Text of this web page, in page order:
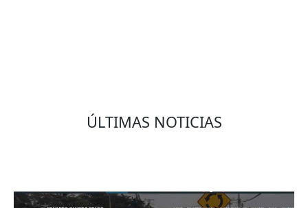
ÚLTIMAS NOTICIAS